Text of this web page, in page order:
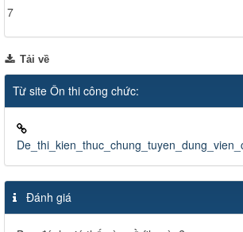
7
Tải về
Từ site Ôn thi công chức:
Đánh giá